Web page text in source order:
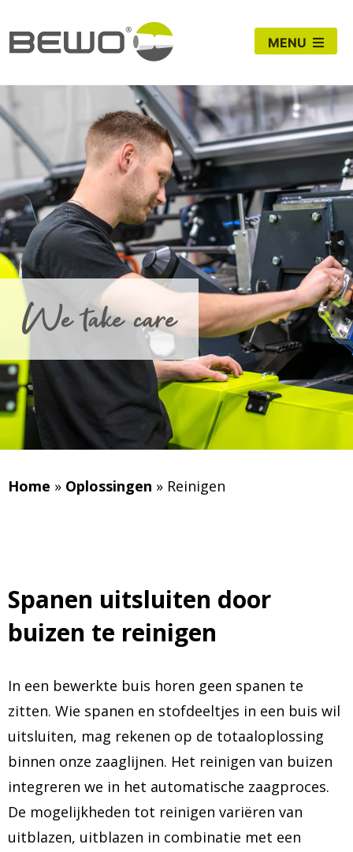
MENU
We take care
Home » Oplossingen » Reinigen
Spanen uitsluiten door
buizen te reinigen
In een bewerkte buis horen geen spanen te
zitten. Wie spanen en stofdeeltjes in een buis wil
uitsluiten, mag rekenen op de totaaloplossing
binnen onze zaaglijnen. Het reinigen van buizen
integreren we in het automatische zaagproces.
De mogelijkheden tot reinigen variëren van
uitblazen, uitblazen in combinatie met een